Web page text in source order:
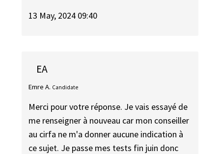
13 May, 2024 09:40
EA
Emre A. Candidate
Merci pour votre réponse. Je vais essayé de
me renseigner à nouveau car mon conseiller
au cirfa ne m'a donner aucune indication à
ce sujet. Je passe mes tests fin juin donc